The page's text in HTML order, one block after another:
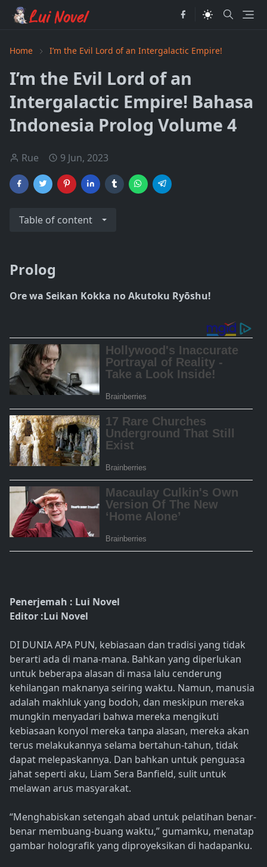
Home I’m the Evil Lord of an Intergalactic Empire!
I’m the Evil Lord of an
Intergalactic Empire! Bahasa
Indonesia Prolog Volume 4
Rue 9 Jun, 2023
Table of content
Prolog
Ore wa Seikan Kokka no Akutoku Ryōshu!
Penerjemah : Lui Novel
Editor :Lui Novel
DI DUNIA APA PUN, kebiasaan dan tradisi yang tidak
berarti ada di mana-mana. Bahkan yang diperlukan
untuk beberapa alasan di masa lalu cenderung
kehilangan maknanya seiring waktu. Namun, manusia
adalah makhluk yang bodoh, dan meskipun mereka
mungkin menyadari bahwa mereka mengikuti
kebiasaan konyol mereka tanpa alasan, mereka akan
terus melakukannya selama bertahun-tahun, tidak
dapat melepaskannya. Dan bahkan untuk penguasa
jahat seperti aku, Liam Sera Banfield, sulit untuk
melawan arus masyarakat.
“Menghabiskan setengah abad untuk pelatihan benar-
benar membuang-buang waktu,” gumamku, menatap
gambar holografik yang diproyeksikan di hadapanku.